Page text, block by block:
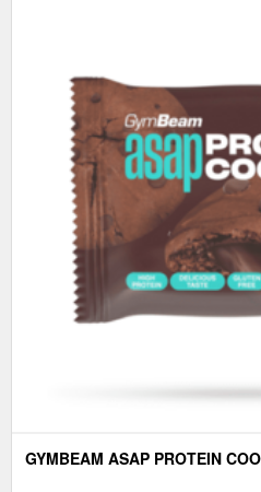
GYMBEAM ASAP PROTEIN